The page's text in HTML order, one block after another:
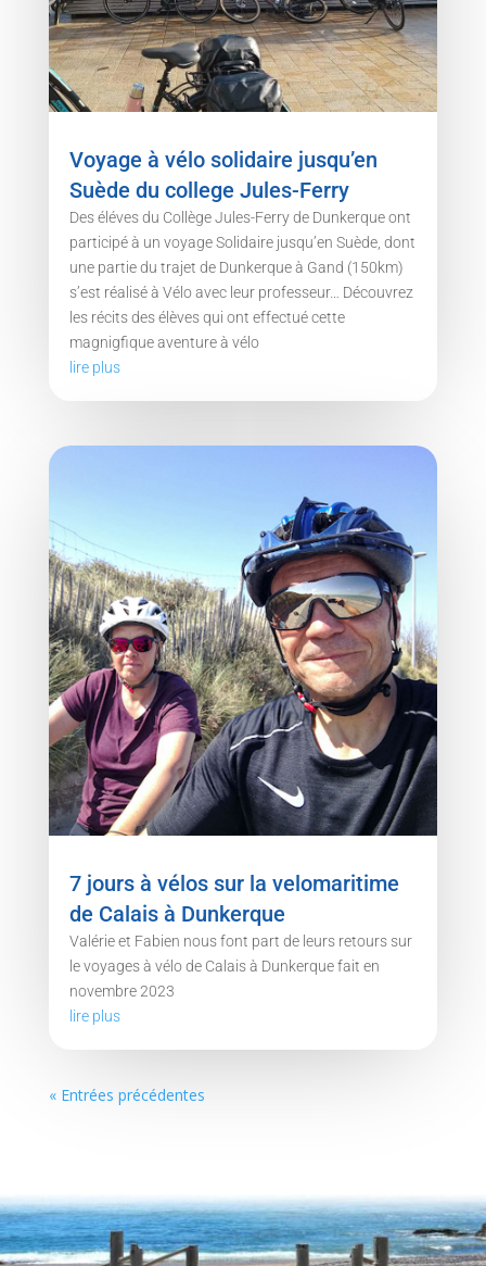
Voyage à vélo solidaire jusqu’en
Suède du college Jules-Ferry
Des éléves du Collège Jules-Ferry de Dunkerque ont
participé à un voyage Solidaire jusqu’en Suède, dont
une partie du trajet de Dunkerque à Gand (150km)
s’est réalisé à Vélo avec leur professeur… Découvrez
les récits des élèves qui ont effectué cette
magnigfique aventure à vélo
lire plus
7 jours à vélos sur la velomaritime
de Calais à Dunkerque
Valérie et Fabien nous font part de leurs retours sur
le voyages à vélo de Calais à Dunkerque fait en
novembre 2023
lire plus
« Entrées précédentes